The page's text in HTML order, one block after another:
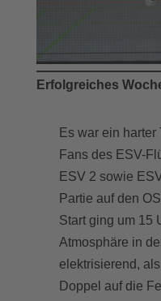
Erfolgreiches
Es war ein harter
Fans des ESV-
ESV 2 sowie
Partie auf den
Start ging um 15
Atmosphäre in
elektrisierend,
Doppel auf die